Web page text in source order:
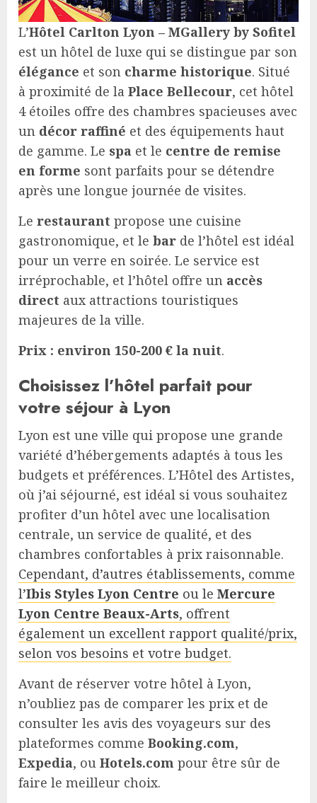
L’Hôtel Carlton Lyon – MGallery by Sofitel
est un hôtel de luxe qui se distingue par son
élégance et son charme historique. Situé
à proximité de la Place Bellecour, cet hôtel
4 étoiles offre des chambres spacieuses avec
un décor raffiné et des équipements haut
de gamme. Le spa et le centre de remise
en forme sont parfaits pour se détendre
après une longue journée de visites.
Le restaurant propose une cuisine
gastronomique, et le bar de l’hôtel est idéal
pour un verre en soirée. Le service est
irréprochable, et l’hôtel offre un accès
direct aux attractions touristiques
majeures de la ville.
Prix : environ 150-200 € la nuit.
Choisissez l’hôtel parfait pour
votre séjour à Lyon
Lyon est une ville qui propose une grande
variété d’hébergements adaptés à tous les
budgets et préférences. L’Hôtel des Artistes,
où j’ai séjourné, est idéal si vous souhaitez
profiter d’un hôtel avec une localisation
centrale, un service de qualité, et des
chambres confortables à prix raisonnable.
Cependant, d’autres établissements, comme
l’Ibis Styles Lyon Centre ou le Mercure
Lyon Centre Beaux-Arts, offrent
également un excellent rapport qualité/prix,
selon vos besoins et votre budget.
Avant de réserver votre hôtel à Lyon,
n’oubliez pas de comparer les prix et de
consulter les avis des voyageurs sur des
plateformes comme Booking.com,
Expedia, ou Hotels.com pour être sûr de
faire le meilleur choix.